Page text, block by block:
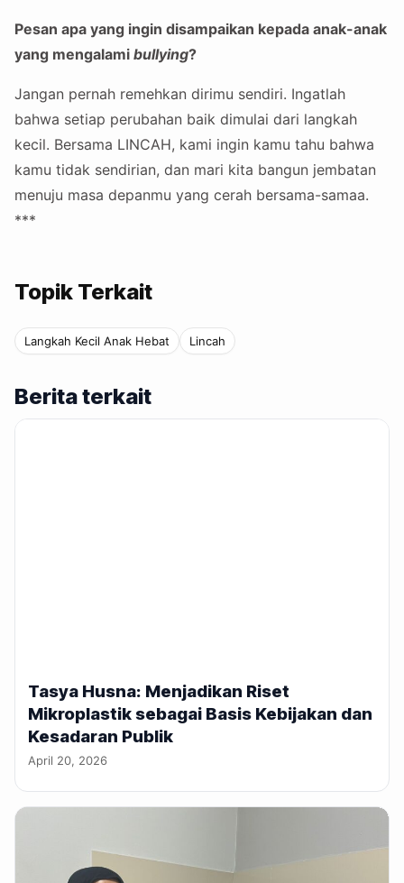
Pesan apa yang ingin disampaikan kepada anak-anak
yang mengalami bullying?
Jangan pernah remehkan dirimu sendiri. Ingatlah
bahwa setiap perubahan baik dimulai dari langkah
kecil. Bersama LINCAH, kami ingin kamu tahu bahwa
kamu tidak sendirian, dan mari kita bangun jembatan
menuju masa depanmu yang cerah bersama-samaa.
***
Topik Terkait
Langkah Kecil Anak Hebat Lincah
Berita terkait
Tasya Husna: Menjadikan Riset
Mikroplastik sebagai Basis Kebijakan dan
Kesadaran Publik
April 20, 2026